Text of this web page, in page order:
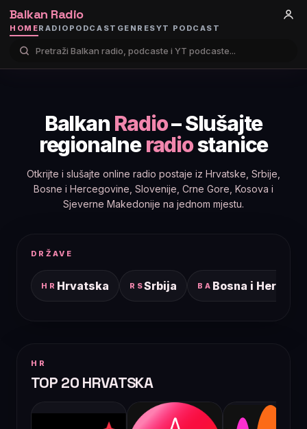
Balkan Radio
HOMERADIO PODCAST GENRESYT PODCAST
Balkan Radio– Slušajte
regionalneradiostanice
Otkrijte i slušajte online radio postaje iz Hrvatske, Srbije,
Bosne i Hercegovine, Slovenije, Crne Gore, Kosova i
Sjeverne Makedonije na jednom mjestu.
DRŽAVE
HR Hrvatska RSSrbija BA Bosna i
HR
TOP 20 HRVATSKA